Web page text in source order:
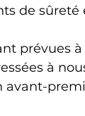
de
prévues
à